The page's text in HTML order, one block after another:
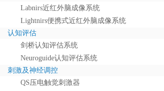
Labnirs近红外脑成像系统
Lightnirs便携式近红外脑成像系统
认知评估
剑桥认知评估系统
Neuroguide认知评估系统
刺激及神经调控
QS压电触觉刺激器